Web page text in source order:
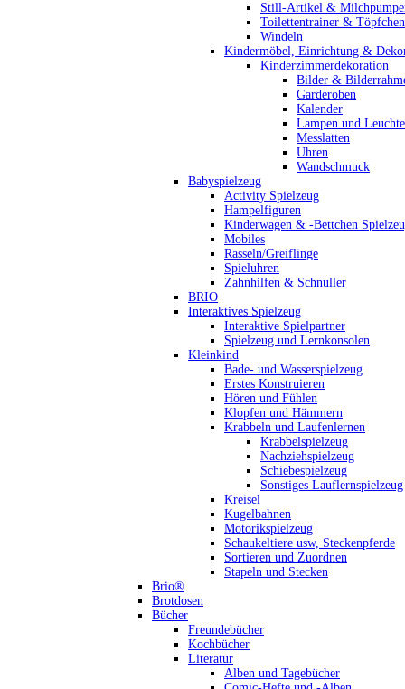
Still-Artikel &
Toilettentrainer & Töpfchen
Windeln
Kindermöbel, Einrichtung &
Kinderzimmerdekoration
Bilder &
Garderoben
Kalender
Lampen und
Messlatten
Uhren
Wandschmuck
Babyspielzeug
Activity Spielzeug
Hampelfiguren
Kinderwagen & -Bettchen
Mobiles
Rasseln/Greiflinge
Spieluhren
Zahnhilfen & Schnuller
BRIO
Interaktives Spielzeug
Interaktive Spielpartner
Spielzeug und Lernkonsolen
Kleinkind
Bade- und Wasserspielzeug
Erstes Konstruieren
Hören und Fühlen
Klopfen und Hämmern
Krabbeln und Laufenlernen
Krabbelspielzeug
Nachziehspielzeug
Schiebespielzeug
Sonstiges Lauflernspielzeug
Kreisel
Kugelbahnen
Motorikspielzeug
Schaukeltiere usw, Steckenpferde
Sortieren und Zuordnen
Stapeln und Stecken
Brio®
Brotdosen
Bücher
Freundebücher
Kochbücher
Literatur
Alben und Tagebücher